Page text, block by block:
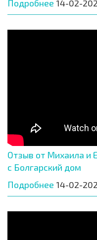
Подробнее 14-02-
Отзыв от Михаила и
с Болгарский дом
Подробнее 14-02-